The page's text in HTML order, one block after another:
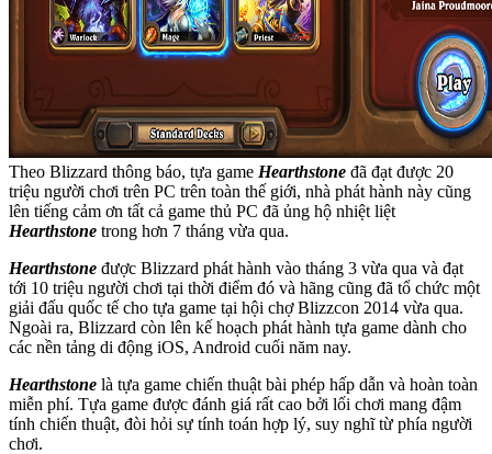
Theo Blizzard thông báo, tựa game Hearthstone đã đạt được 20
triệu người chơi trên PC trên toàn thế giới, nhà phát hành này cũng
lên tiếng cảm ơn tất cả game thủ PC đã ủng hộ nhiệt liệt
Hearthstone trong hơn 7 tháng vừa qua.
Hearthstone được Blizzard phát hành vào tháng 3 vừa qua và đạt
tới 10 triệu người chơi tại thời điểm đó và hãng cũng đã tổ chức một
giải đấu quốc tế cho tựa game tại hội chợ Blizzcon 2014 vừa qua.
Ngoài ra, Blizzard còn lên kế hoạch phát hành tựa game dành cho
các nền tảng di động iOS, Android cuối năm nay.
Hearthstone là tựa game chiến thuật bài phép hấp dẫn và hoàn toàn
miễn phí. Tựa game được đánh giá rất cao bởi lối chơi mang đậm
tính chiến thuật, đòi hỏi sự tính toán hợp lý, suy nghĩ từ phía người
chơi.